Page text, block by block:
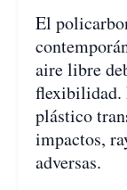
El
aire libre
flexibilidad.
plástico
impactos,
adversas.